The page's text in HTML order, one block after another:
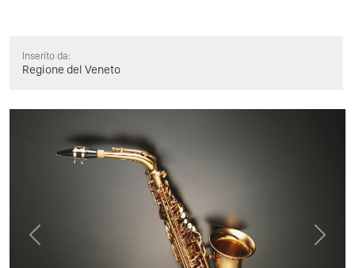
Inserito da:
Regione del Veneto
Previous Next